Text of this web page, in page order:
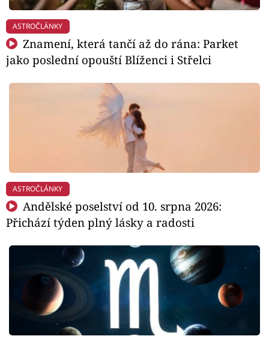
ASTROČLÁNKY
Znamení, která tančí až do rána: Parket
jako poslední opouští Blíženci i Střelci
ASTROČLÁNKY
Andělské poselství od 10. srpna 2026:
Přichází týden plný lásky a radosti